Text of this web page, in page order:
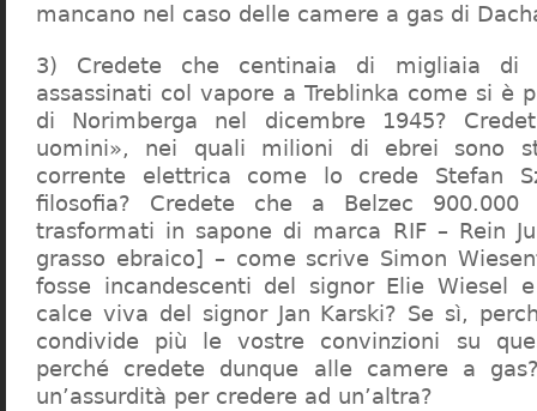
mancano nel caso delle camere a gas di
3) Credete che centinaia di migliaia di
assassinati col vapore a Treblinka come si è
di Norimberga nel dicembre 1945?
uomini», nei quali milioni di ebrei sono
corrente elettrica come lo crede Stefan
filosofia? Credete che a Belzec
trasformati in sapone di marca RIF – Rein
grasso ebraico] – come scrive Simon
fosse incandescenti del signor Elie Wiesel
calce viva del signor Jan Karski? Se sì,
condivide più le vostre convinzioni su
perché credete dunque alle camere a
un’assurdità per credere ad un’altra?